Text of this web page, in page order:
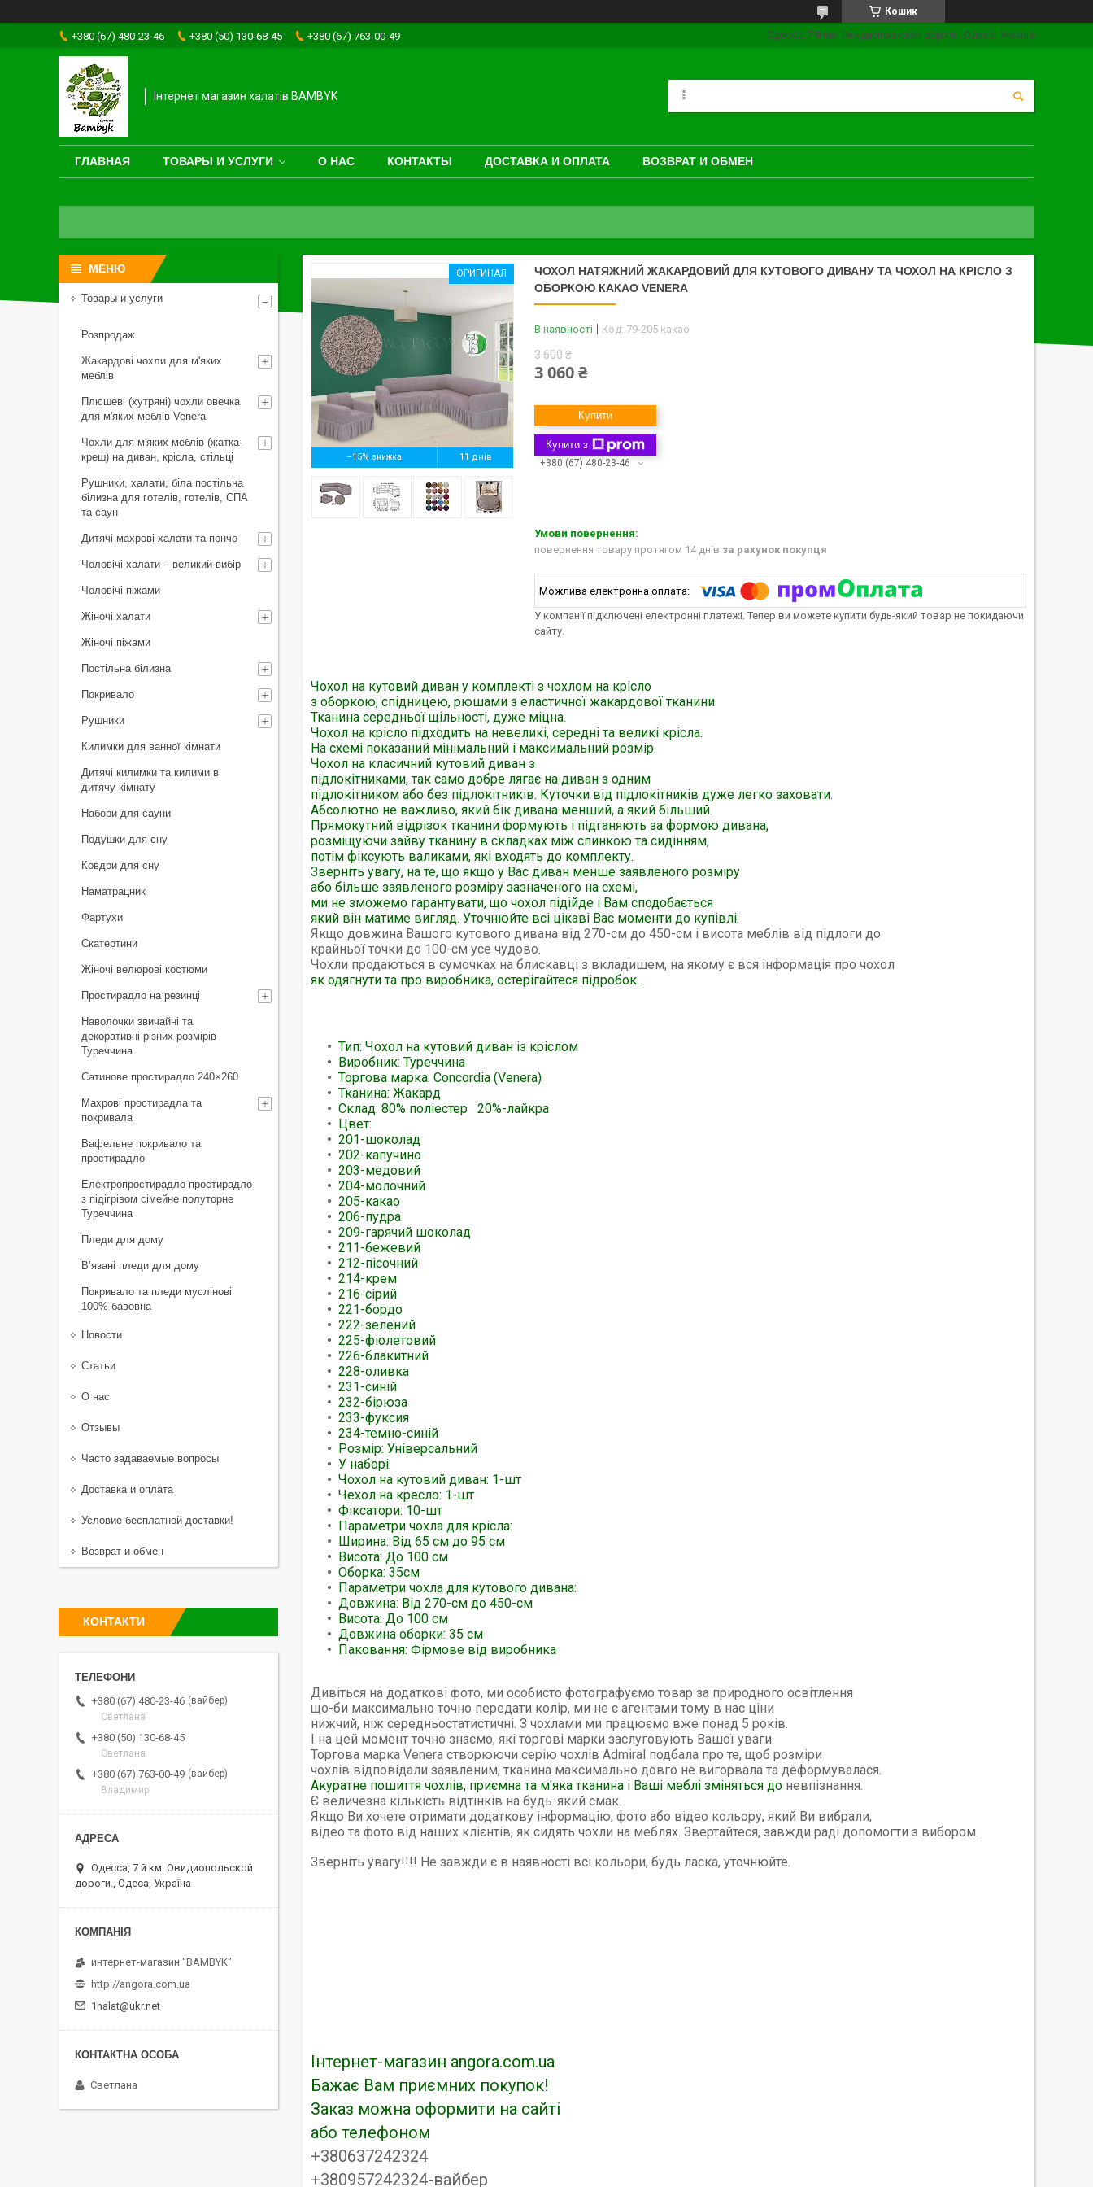
Кошик
+380 (67) 480-23-46 +380 (50) 130-68-45 +380 (67) 763-00-49 Одесса, 7 й км. Овидиопольской дороги., Одеса, Україна
Інтернет магазин халатів BAMBYK
ГЛАВНАЯ ТОВАРЫ И УСЛУГИ О НАС КОНТАКТЫ ДОСТАВКА И ОПЛАТА ВОЗВРАТ И ОБМЕН
–15% 11 днів
ОРИГИНАЛ
ЧОХОЛ НАТЯЖНИЙ ЖАКАРДОВИЙ ДЛЯ КУТОВОГО ДИВАНУ ТА ЧОХОЛ НА КРІСЛО З
ОБОРКОЮ КАКАО VENERA
В наявності Код: 79-205 какао
3 600 ₴
3 060 ₴
Купити
Купити з
+380 (67) 480-23-46
повернення товару протягом 14 днів за рахунок покупця
У компанії підключені електронні платежі. Тепер ви можете купити будь-який товар не покидаючи
сайту.
Чохол на кутовий диван у комплекті з чохлом на крісло
з оборкою, спідницею, рюшами з еластичної жакардової тканини
Тканина середньої щільності, дуже міцна.
Чохол на крісло підходить на невеликі, середні та великі крісла.
На схемі показаний мінімальний і максимальний розмір.
Чохол на класичний кутовий диван з
підлокітниками, так само добре лягає на диван з одним
підлокітником або без підлокітників. Куточки від підлокітників дуже легко заховати.
Абсолютно не важливо, який бік дивана менший, а який більший.
Прямокутний відрізок тканини формують і підганяють за формою дивана,
розміщуючи зайву тканину в складках між спинкою та сидінням,
потім фіксують валиками, які входять до комплекту.
Зверніть увагу, на те, що якщо у Вас диван менше заявленого розміру
або більше заявленого розміру зазначеного на схемі,
ми не зможемо гарантувати, що чохол підійде і Вам сподобається
який він матиме вигляд. Уточнюйте всі цікаві Вас моменти до купівлі.
Якщо довжина Вашого кутового дивана від 270-см до 450-см і висота меблів від підлоги до
крайньої точки до 100-см усе чудово.
Чохли продаються в сумочках на блискавці з вкладишем, на якому є вся інформація про чохол
як одягнути та про виробника, остерігайтеся підробок.
Тип: Чохол на кутовий диван із кріслом
Виробник: Туреччина
Торгова марка: Concordia (Venera)
Тканина: Жакард
Склад: 80% поліестер 20%-лайкра
Цвет:
201-шоколад
202-капучино
203-медовий
204-молочний
205-какао
206-пудра
209-гарячий шоколад
211-бежевий
212-пісочний
214-крем
216-сірий
221-бордо
222-зелений
225-фіолетовий
226-блакитний
228-оливка
231-синій
232-бірюза
233-фуксия
234-темно-синій
Розмір: Універсальний
У наборі:
Чохол на кутовий диван: 1-шт
Чехол на кресло: 1-шт
Фіксатори: 10-шт
Параметри чохла для крісла:
Ширина: Від 65 см до 95 см
Висота: До 100 см
Оборка: 35см
Параметри чохла для кутового дивана:
Довжина: Від 270-см до 450-см
Висота: До 100 см
Довжина оборки: 35 см
Паковання: Фірмове від виробника
Дивіться на додаткові фото, ми особисто фотографуємо товар за природного освітлення
що-би максимально точно передати колір, ми не є агентами тому в нас ціни
нижчий, ніж середньостатистичні. З чохлами ми працюємо вже понад 5 років.
І на цей момент точно знаємо, які торгові марки заслуговують Вашої уваги.
Торгова марка Venera створюючи серію чохлів Admiral подбала про те, щоб розміри
чохлів відповідали заявленим, тканина максимально довго не вигорвала та деформувалася.
Акуратне пошиття чохлів, приємна та м'яка тканина і Ваші меблі зміняться до невпізнання.
Є величезна кількість відтінків на будь-який смак.
Якщо Ви хочете отримати додаткову інформацію, фото або відео кольору, який Ви вибрали,
відео та фото від наших клієнтів, як сидять чохли на меблях. Звертайтеся, завжди раді допомогти з вибором.
Зверніть увагу!!!! Не завжди є в наявності всі кольори, будь ласка, уточнюйте.
Інтернет-магазин angora.com.ua
Бажає Вам приємних покупок!
Заказ можна оформити на сайті
або телефоном
+380637242324
+380957242324-вайбер
Товары и услуги
Розпродаж
Жакардові чохли для м'яких
меблів
Плюшеві (хутряні) чохли овечка
для м'яких меблів Venera
Чохли для м'яких меблів (жатка-
креш) на диван, крісла, стільці
Рушники, халати, біла постільна
білизна для готелів, готелів, СПА
та саун
Дитячі махрові халати та пончо
Чоловічі халати – великий вибір
Чоловічі піжами
Жіночі халати
Жіночі піжами
Постільна білизна
Покривало
Рушники
Килимки для ванної кімнати
Дитячі килимки та килими в
дитячу кімнату
Набори для сауни
Подушки для сну
Ковдри для сну
Наматрацник
Фартухи
Скатертини
Жіночі велюрові костюми
Простирадло на резинці
Наволочки звичайні та
декоративні різних розмірів
Туреччина
Сатинове простирадло 240×260
Махрові простирадла та
покривала
Вафельне покривало та
простирадло
Електропростирадло простирадло
з підігрівом сімейне полуторне
Туреччина
Пледи для дому
В’язані пледи для дому
Покривало та пледи муслінові
100% бавовна
Новости
Статьи
О нас
Отзывы
Часто задаваемые вопросы
Доставка и оплата
Условие бесплатной доставки!
Возврат и обмен
КОНТАКТИ
+380 (67) 480-23-46
вайбер
Светлана
+380 (50) 130-68-45
Светлана
+380 (67) 763-00-49
вайбер
Владимир
Одесса, 7 й км. Овидиопольской
дороги., Одеса, Україна
интернет-магазин "BAMBYK"
http://angora.com.ua
1halat@ukr.net
Светлана